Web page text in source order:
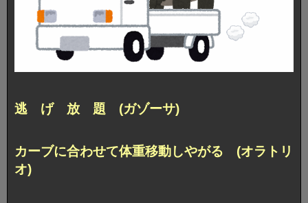
逃 げ 放 題 (ガゾーサ)
カーブに合わせて体重移動しやがる (オラトリ
オ)